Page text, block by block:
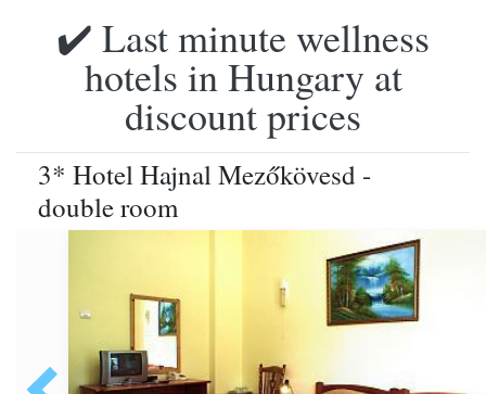
✔️ Last minute wellness
hotels in Hungary at
discount prices
3* Hotel Hajnal Mezőkövesd -
double room